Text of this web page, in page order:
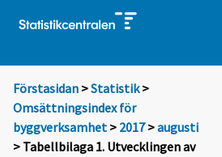
Förstasidan >Statistik >
Omsättningsindex för
byggverksamhet > 2017>augusti
> Tabellbilaga 1. Utvecklingen av